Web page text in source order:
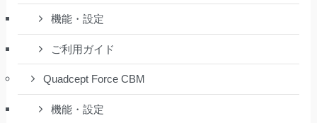
機能・設定
ご利用ガイド
Quadcept Force CBM
機能・設定